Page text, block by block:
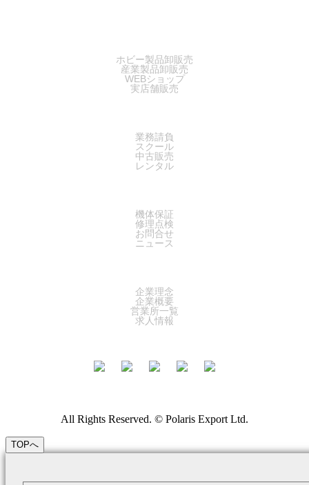
ホビー製品卸販売
産業製品卸販売
WEBショップ
実店舗販売
業務請負
スクール
中古販売
レンタル
機体保証
修理点検
お問合せ
ニュース
企業理念
企業概要
営業所一覧
求人情報
All Rights Reserved. © Polaris Export Ltd.
TOPへ